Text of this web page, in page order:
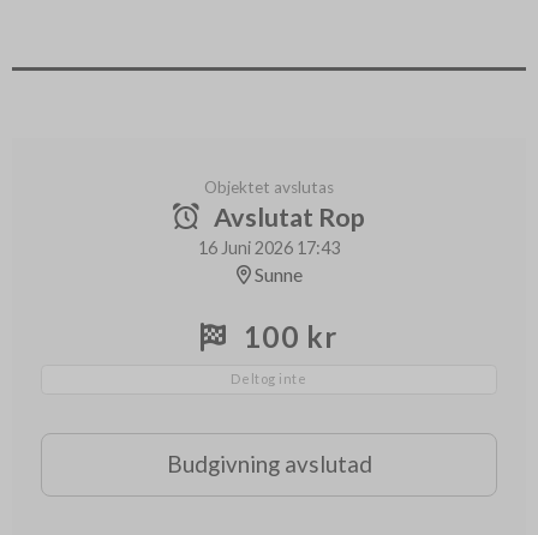
Objektet avslutas
Avslutat Rop
16 Juni 2026 17:43
Sunne
100 kr
Deltog inte
Budgivning avslutad